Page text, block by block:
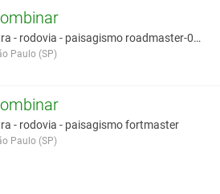
Agricultura - rodovia - paisagismo roadmaster-02s
Paulo (SP)
- rodovia - paisagismo fortmaster
Paulo (SP)